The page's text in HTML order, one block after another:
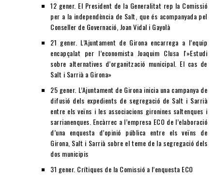
12 gener. El President de la Generalitat rep la Comissió
per a la independència de Salt, que és acompanyada pel
Conseller de Governació, Joan Vidal i Gayolà
21 gener. L’Ajuntament de Girona encarrega a l’equip
encapçalat per l’economista Joaquim Clusa l'»Estudi
sobre alternatives d’organització municipal. El cas de
Salt i Sarrià a Girona»
25 gener. L’Ajuntament de Girona inicia una campanya de
difusió dels expedients de segregació de Salt i Sarrià
entre els veïns i les associacions gironines saltenques i
sarrianenques. Encàrrec a l’empresa ECO de l’elaboració
d’una enquesta d’opinió pública entre els veïns de
Girona, Salt i Sarrià sobre el teme de la segregació dels
dos municipis
31 gener. Crítiques de la Comissió a l’enquesta ECO